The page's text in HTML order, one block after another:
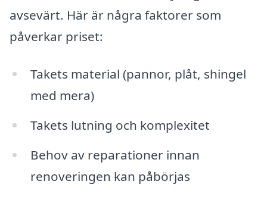
avsevärt. Här är några faktorer som
påverkar priset:
Takets material (pannor, plåt, shingel
med mera)
Takets lutning och komplexitet
Behov av reparationer innan
renoveringen kan påbörjas